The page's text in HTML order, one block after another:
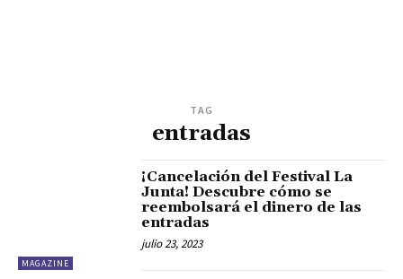
TAG
entradas
MAGAZINE
¡Cancelación del Festival La
Junta! Descubre cómo se
reembolsará el dinero de las
entradas
julio 23, 2023